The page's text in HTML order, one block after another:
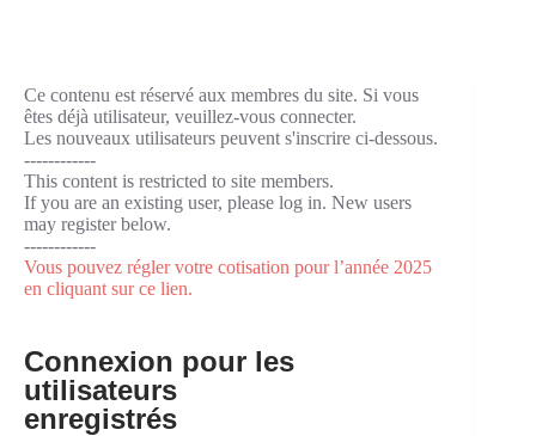
Ce contenu est réservé aux membres du site. Si vous
êtes déjà utilisateur, veuillez-vous connecter.
Les nouveaux utilisateurs peuvent s'inscrire ci-dessous.
------------
This content is restricted to site members.
If you are an existing user, please log in. New users
may register below.
------------
Vous pouvez régler votre cotisation pour l’année 2025
en cliquant sur ce lien.
Connexion pour les
utilisateurs
enregistrés